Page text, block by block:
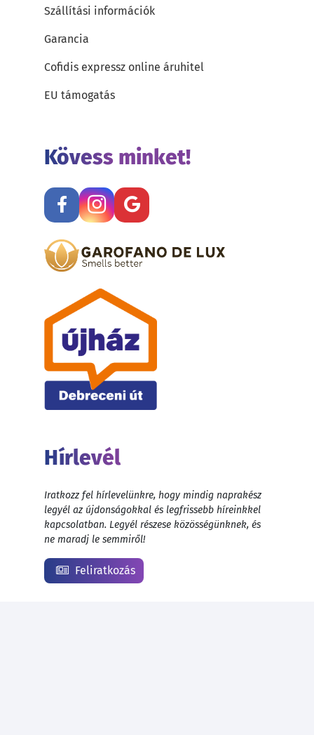
Szállítási információk
Garancia
Cofidis expressz online áruhitel
EU támogatás
Kövess minket!
Hírlevél
Iratkozz fel hírlevelünkre, hogy mindig naprakész
legyél az újdonságokkal és legfrissebb híreinkkel
kapcsolatban. Legyél részese közösségünknek, és
ne maradj le semmiről!
Feliratkozás